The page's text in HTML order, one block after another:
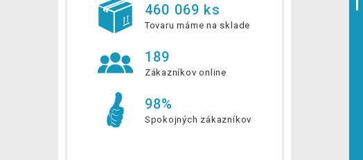
460 069 ks
Tovaru máme na sklade
189
Zákazníkov online
98%
Spokojných zákazníkov